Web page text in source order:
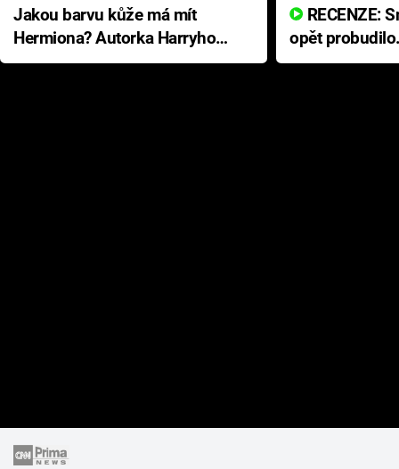
Jakou barvu kůže má mít
Hermiona? Autorka Harryho
Pottera přišla s ráznou
opět
přichází s